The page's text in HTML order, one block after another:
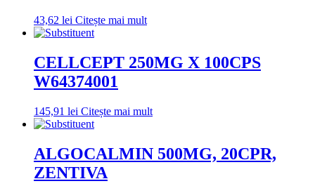
43,62 lei Citește mai mult
CELLCEPT 250MG X 100CPS
W64374001
145,91 lei Citește mai mult
ALGOCALMIN 500MG, 20CPR,
ZENTIVA